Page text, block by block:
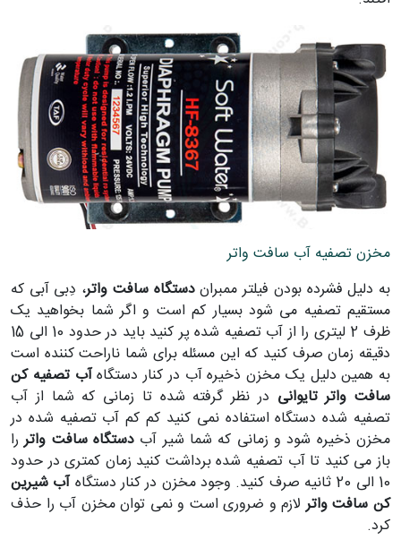
مخزن تصفیه آب سافت واتر
به دلیل فشرده بودن فیلتر ممبراندستگاه سافت واتر، دِبی آبی که
مستقیم تصفیه می شود بسیار کم است و اگر شما بخواهید یک
ظرف 2 لیتری را از آب تصفیه شده پر کنید باید در حدود 10 الی 15
دقیقه زمان صرف کنید که این مسئله برای شما ناراحت کننده است
به همین دلیل یک مخزن ذخیره آب در کنار دستگاهآب تصفیه کن
سافت واتر تایوانی در نظر گرفته شده تا زمانی که شما از آب
تصفیه شده دستگاه استفاده نمی کنید کم کم آب تصفیه شده در
مخزن ذخیره شود و زمانی که شما شیر آب دستگاه سافت واتررا
باز می کنید تا آب تصفیه شده برداشت کنید زمان کمتری در حدود
10 الی 20 ثانیه صرف کنید. وجود مخزن در کنار دستگاه
آب شیرین
کن سافت واترلازم و ضروری است و نمی توان مخزن آب را حذف
کرد.